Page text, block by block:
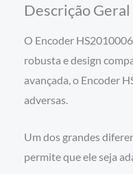
Descrição
O Encoder
robusta e design
avançada, o Encoder
adversas.
Um dos grandes
permite que ele seja